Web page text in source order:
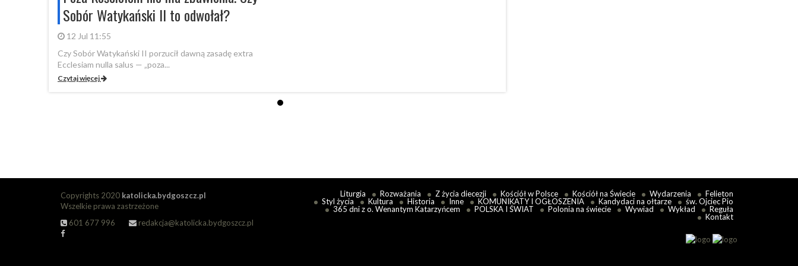
Sobór Watykański II to odwołał?
12 Jul 11:55
Czy Sobór Watykański II porzucił dawną zasadę extra
Ecclesiam nulla salus — „poza...
Czytaj więcej
Copyrights 2020 katolicka.bydgoszcz.pl
Wszelkie prawa zastrzeżone
601 677 996
redakcja@katolicka.bydgoszcz.pl
Liturgia Rozważania Z życia diecezji Kościół w Polsce Kościół na Świecie Wydarzenia
Felieton
Styl życia
Kultura Historia Inne KOMUNIKATY I OGŁOSZENIA Kandydaci na ołtarze
św. Ojciec Pio
365 dni z o. Wenantym Katarzyńcem
POLSKA I ŚWIAT Polonia na świecie Wywiad Wykład
Reguła
Kontakt